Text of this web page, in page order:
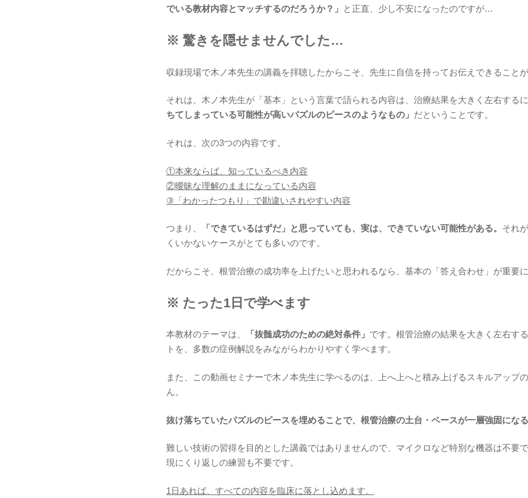
でいる教材内容とマッチするのだろうか？」 と正直、少し不安になったのですが…
※ 驚きを隠せませんでした…
収録現場で木ノ本先生の講義を拝聴したからこそ、先生に自信を持ってお伝えできること
それは、木ノ本先生が「基本」という言葉で語られる内容は、治療結果を大きく左右する
ちてしまっている可能性が高いパズルのピースのようなもの」 だということです。
それは、次の3つの内容です。
①本来ならば、知っているべき内容
②曖昧な理解のままになっている内容
③「わかったつもり」で勘違いされやすい内容
つまり、 「できているはずだ」と思っていても、実は、できていない可能性がある。 それ
くいかないケースがとても多いのです。
だからこそ、根管治療の成功率を上げたいと思われるなら、基本の「答え合わせ」が重要
※ たった1日で学べます
本教材のテーマは、 「抜髄成功のための絶対条件」 です。根管治療の結果を大きく左右す
トを、多数の症例解説をみながらわかりやすく学べます。
また、この動画セミナーで木ノ本先生に学べるのは、上へ上へと積み上げるスキルアップ
ん。
抜け落ちていたパズルのピースを埋めることで、根管治療の土台・ベースが一層強固にな
難しい技術の習得を目的とした講義ではありませんので、マイクロなど特別な機器は不要
現にくり返しの練習も不要です。
1日あれば、すべての内容を臨床に落とし込めます。